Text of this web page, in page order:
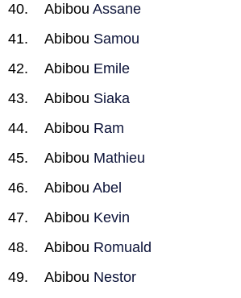
Abibou Assane
Abibou Samou
Abibou Emile
Abibou Siaka
Abibou Ram
Abibou Mathieu
Abibou Abel
Abibou Kevin
Abibou Romuald
Abibou Nestor